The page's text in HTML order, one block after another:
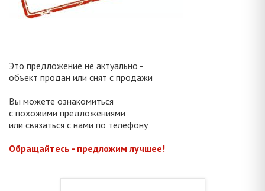
Это предложение не актуально -
объект продан или снят с продажи
Вы можете ознакомиться
с похожими предложениями
или связаться с нами по телефону
Обращайтесь - предложим лучшее!